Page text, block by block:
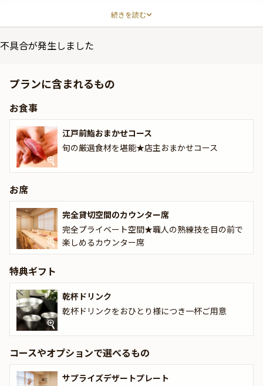
「鮨関野」の店内には洗練された落ち着きある和の空間が広がりま
人生の節目のお祝い、とっておきの歓送迎会にもおすすめです。カ
事をお楽しみいただけます。
お祝いプランでは、2種類のおまかせコースをご用意。Anny限定特
典として乾杯ドリンクもご提供いたします。旬の厳選食材と職人の
技が織りなす至高の逸品が一口ごとに感動をもたらし、記憶に残る
感動の食体験になること間違いなしです。特別な日に相応しい、素
敵な時間を是非「鮨関野」でお寛ぎください。
◆◆Anny限定 / 有料オプション◆◆
★「鮨関野」では、とっておきのお祝いシーンに相応しいサプライ
ズデザートプレートをご用意しております。ご利用シーンに合わせ
て是非ご予約くださいませ。
★有料オプションでAnny限定の花束やギフト、カスタマイズ可能
なメッセージカードなどをお付けすることができます。メッセージ
カードは着席時に、ギフトはデザートタイムにご予約主様にお渡し
致しますので、サプライズ演出にお役立てください。
続きを読む
不具合が発生しました
プランに含まれるもの
お食事
江戸前鮨おまかせコース
旬の厳選食材を堪能★店主おまかせコース
お席
完全貸切空間のカウンター席
完全プライベート空間★職人の熟練技を目の前で
楽しめるカウンター席
特典ギフト
乾杯ドリンク
乾杯ドリンクをおひとり様につき一杯ご用意
コースやオプションで選べるもの
サプライズデザートプレート